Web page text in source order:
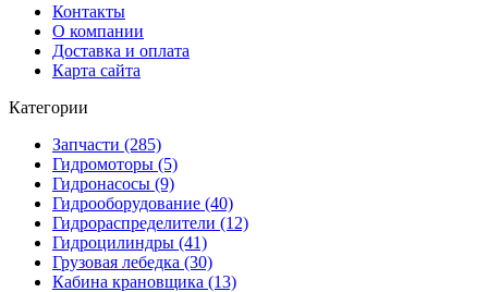
Контакты
О компании
Доставка и оплата
Карта сайта
Категории
Запчасти (285)
Гидромоторы (5)
Гидронасосы (9)
Гидрооборудование (40)
Гидрораспределители (12)
Гидроцилиндры (41)
Грузовая лебедка (30)
Кабина крановщика (13)